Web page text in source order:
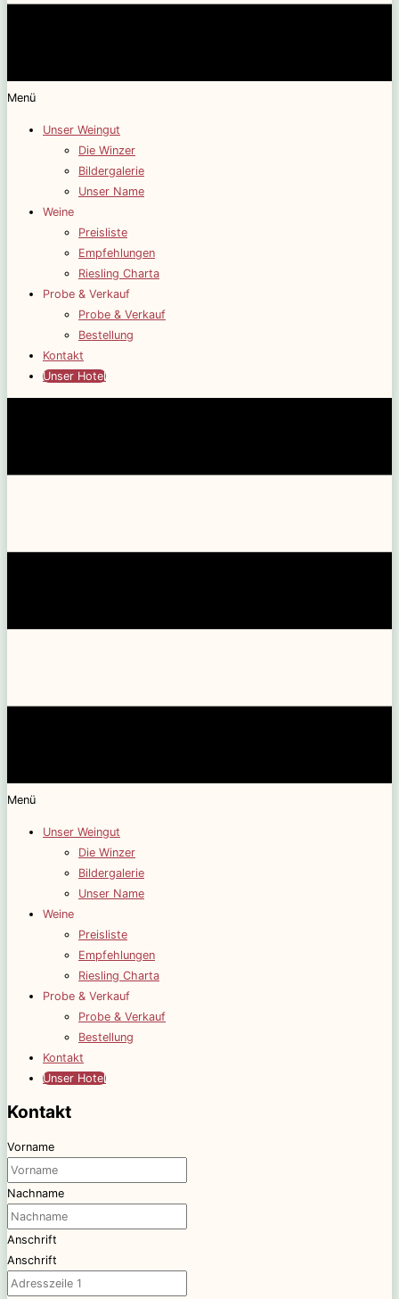
Menü
Unser Weingut
Die Winzer
Bildergalerie
Unser Name
Weine
Preisliste
Empfehlungen
Riesling Charta
Probe & Verkauf
Probe & Verkauf
Bestellung
Kontakt
Unser Hotel
Menü
Unser Weingut
Die Winzer
Bildergalerie
Unser Name
Weine
Preisliste
Empfehlungen
Riesling Charta
Probe & Verkauf
Probe & Verkauf
Bestellung
Kontakt
Unser Hotel
Kontakt
Vorname
Nachname
Anschrift
Anschrift